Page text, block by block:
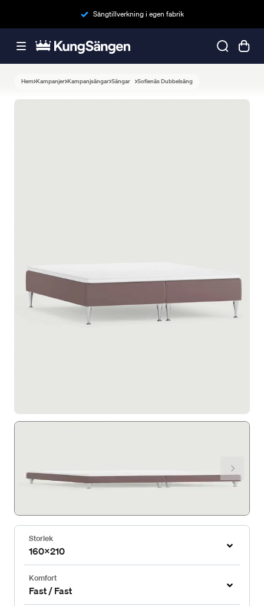
Sängtillverkning i egen fabrik
Hem Kampanjer Kampanjsängar Sängar Sofienäs Dubbelsäng
Storlek
160x210
Komfort
Fast / Fast